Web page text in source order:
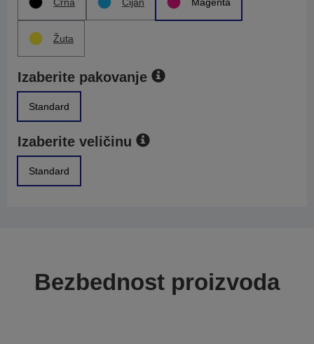
Žuta
Izaberite pakovanje
Standard
Izaberite veličinu
Standard
Bezbednost proizvoda